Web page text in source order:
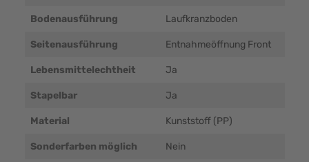
Bodenausführung Laufkranzboden
Seitenausführung Entnahmeöffnung Front
Lebensmittelechtheit Ja
Stapelbar Ja
Material Kunststoff (PP)
Sonderfarben möglich Nein